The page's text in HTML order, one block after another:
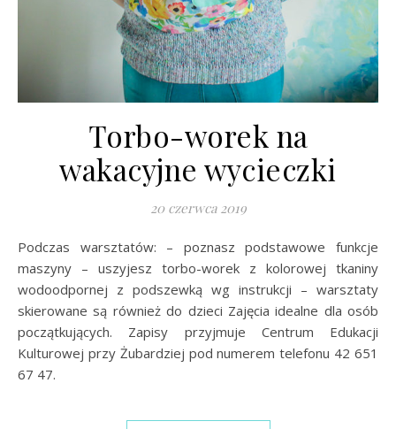
Torbo-worek na
wakacyjne wycieczki
20 czerwca 2019
Podczas warsztatów: – poznasz podstawowe funkcje
maszyny – uszyjesz torbo-worek z kolorowej tkaniny
wodoodpornej z podszewką wg instrukcji – warsztaty
skierowane są również do dzieci Zajęcia idealne dla osób
początkujących. Zapisy przyjmuje Centrum Edukacji
Kulturowej przy Żubardziej pod numerem telefonu 42 651
67 47.